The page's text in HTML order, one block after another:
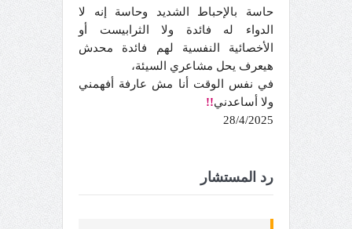
حاسة بالإحباط الشديد وحاسة إنه لا
الدواء له فائدة ولا الثرابيست أو
الأخصائية النفسية لهم فائدة محدش
هيعرف يحل مشاعري السيئة،
في نفس الوقت أنا مش عارفة أفهمني
ولا أساعدني!!
28/4/2025
رد المستشار